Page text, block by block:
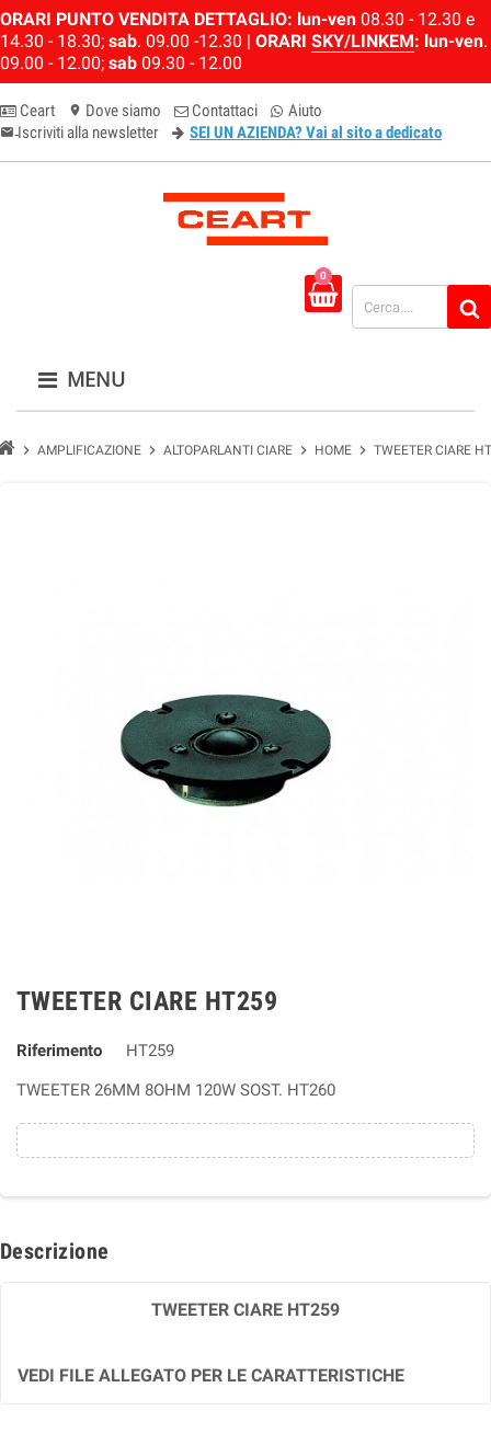
ORARI PUNTO VENDITA DETTAGLIO: lun-ven 08.30 - 12.30 e
14.30 - 18.30; sab. 09.00 -12.30 | ORARI SKY/LINKEM: lun-ven.
09.00 - 12.00; sab 09.30 - 12.00
Ceart location_on Dove siamo Contattaci Aiuto
email-newsletter
Iscriviti alla newsletter SEI UN AZIENDA? Vai al sito a dedicato
0
MENU
chevron_right AMPLIFICAZIONE chevron_right ALTOPARLANTI CIARE chevron_right HOME chevron_right TWEETER CIARE
TWEETER CIARE HT259
Riferimento
HT259
TWEETER 26MM 8OHM 120W SOST. HT260
Descrizione
TWEETER CIARE HT259
VEDI FILE ALLEGATO PER LE CARATTERISTICHE